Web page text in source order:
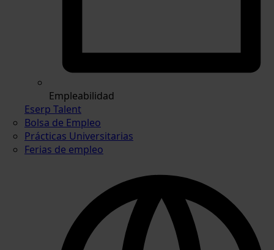
Empleabilidad
Eserp Talent
Bolsa de Empleo
Prácticas Universitarias
Ferias de empleo